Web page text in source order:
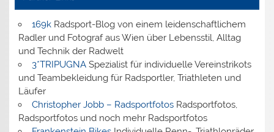
169kRadsport-Blog von einem leidenschaftlichem
Radler und Fotograf aus Wien über Lebensstil, Alltag
und Technik der Radwelt
3*TRIPUGNASpezialist für individuelle Vereinstrikots
und Teambekleidung für Radsportler, Triathleten und
Läufer
Christopher Jobb – RadsportfotosRadsportfotos,
Radsportfotos und noch mehr Radsportfotos